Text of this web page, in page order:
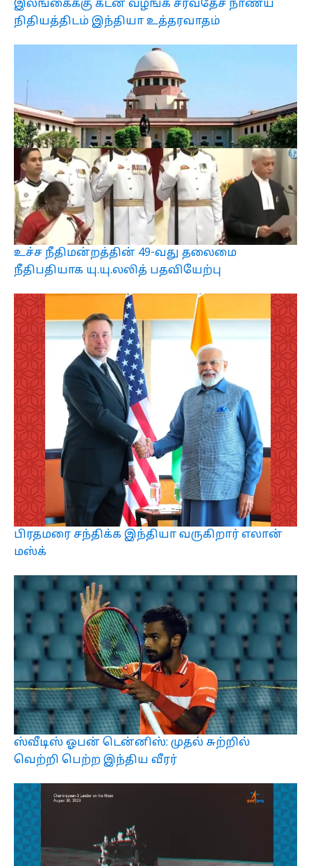
இலங்கைக்கு கடன் வழங்க சர்வதேச நாணய
நிதியத்திடம் இந்தியா உத்தரவாதம்
உச்ச நீதிமன்றத்தின் 49-வது தலைமை
நீதிபதியாக யு.யு.லலித் பதவியேற்பு
பிரதமரை சந்திக்க இந்தியா வருகிறார் எலான்
மஸ்க்
ஸ்வீடிஸ் ஓபன் டென்னிஸ்: முதல் சுற்றில்
வெற்றி பெற்ற இந்திய வீரர்